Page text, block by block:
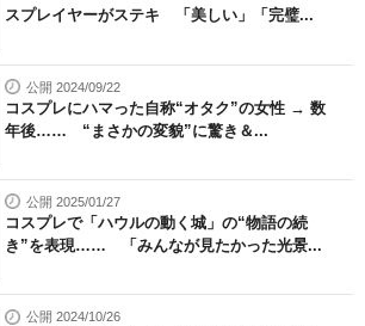
スプレイヤーがステキ 「美しい」「完璧...
公開 2024/09/22
コスプレにハマった自称“オタク”の女性 → 数
年後…… “まさかの変貌”に驚き＆...
公開 2025/01/27
コスプレで「ハウルの動く城」の“物語の続
き”を表現…… 「みんなが見たかった光景...
公開 2024/10/26